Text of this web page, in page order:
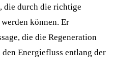
die durch die richtige
können. Er
die die Regeneration
Energiefluss entlang der